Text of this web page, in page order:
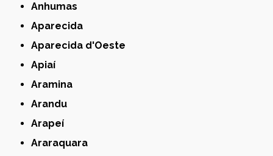
Anhumas
Aparecida
Aparecida d'Oeste
Apiaí
Aramina
Arandu
Arapeí
Araraquara